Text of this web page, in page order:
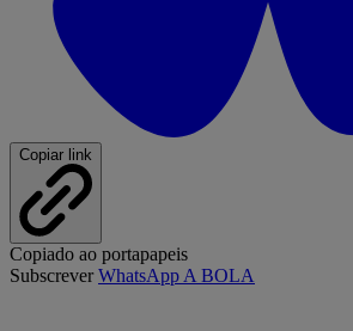
Copiar link
Copiado ao portapapeis
SubscreverWhatsApp A BOLA